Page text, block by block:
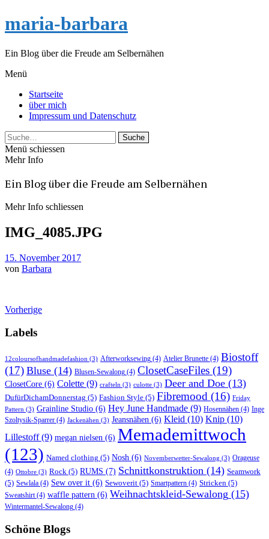
maria-barbara
Ein Blog über die Freude am Selbernähen
Menü
Startseite
über mich
Impressum und Datenschutz
Suche
Menü schiessen
Mehr Info
Ein Blog über die Freude am Selbernähen
Mehr Info schliessen
IMG_4085.JPG
15. November 2017
von Barbara
Vorherige
Labels
12coloursofhandmadefashion (3) Afterworksewing (4) Atelier Brunette (4) Biostoff
(17) Bluse (14) Blusen-Sewalong (4) ClosetCaseFiles (19)
ClosetCore (6) Colette (9) crafteln (3) culotte (3) Deer and Doe (13)
DufürDichamDonnerstag (5) Fashion Style (5) Fibremood (16) Friday
Pattern (3) Grainline Studio (6) Hey June Handmade (9) Hosennähen (4) Inge
Szoltysik-Sparrer (4) Jackenähen (3) Jeansnähen (6) Kleid (10) Knip (10)
Lillestoff(9) megan nielsen (6) Memademittwoch
(123) Named clothing (5) Nosh (6) Novemberwetter-Sewalong (3) Orageuse
(4) Ottobre (3) Rock (5) RUMS (7) Schnittkonstruktion (14) Seamwork
(5) Sewlala (4) Sew over it (6) Sewoverit (5) Smartpattern (4) Stricken (5)
Sweatshirt(4) waffle pattern (6) Weihnachtskleid-Sewalong (15)
Wintermantel-Sewalong (4)
Schöne Blogs